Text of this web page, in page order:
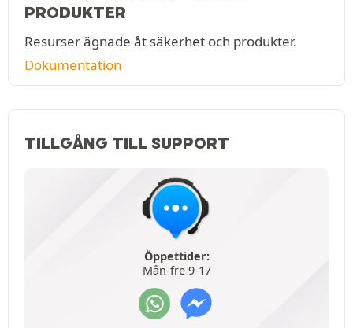
PRODUKTER
Resurser ägnade åt säkerhet och produkter.
Dokumentation
TILLGÅNG TILL SUPPORT
Öppettider:
Mån-fre 9-17